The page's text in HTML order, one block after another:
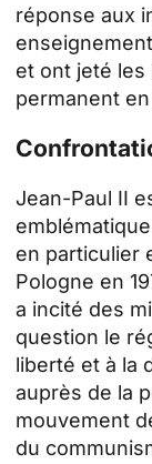
réponse aux
et ont jeté
permanent
Jean-Paul II
en particulier
Pologne en
a incité des
question le
liberté et à la
auprès de la
mouvement
du